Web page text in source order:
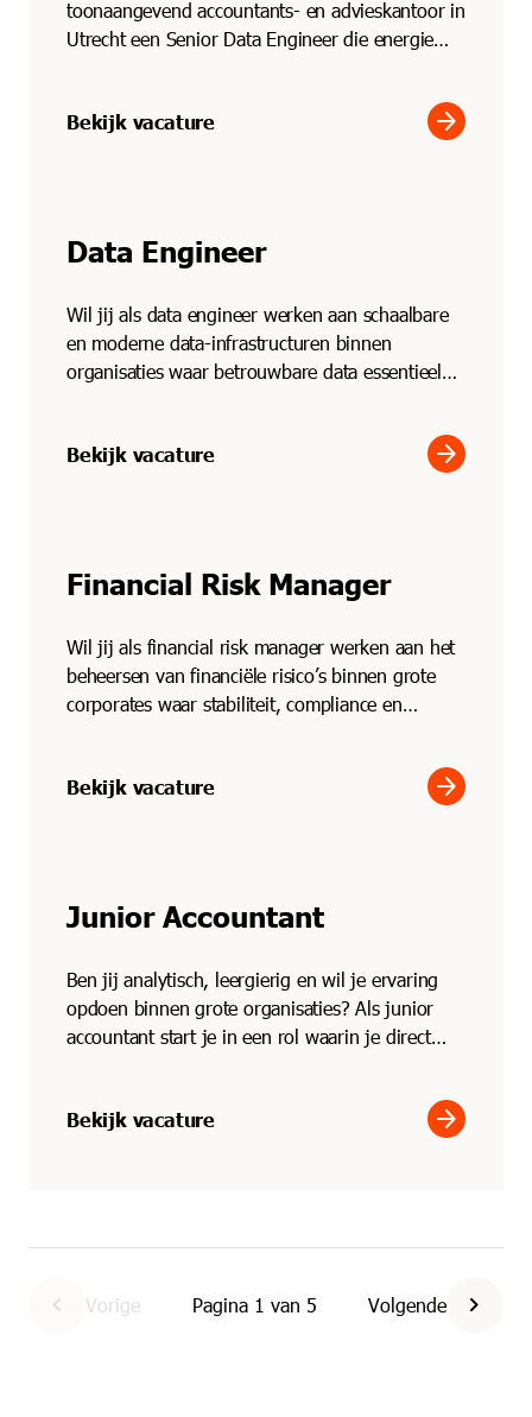
toonaangevend accountants- en advieskantoor in
Utrecht een Senior Data Engineer die energie
Bekijk vacature arrow_forward
Data Engineer
Wil jij als data engineer werken aan schaalbare
en moderne data-infrastructuren binnen
organisaties waar betrouwbare data essentieel
Bekijk vacature arrow_forward
Financial Risk Manager
Wil jij als financial risk manager werken aan het
beheersen van financiële risico’s binnen grote
corporates waar stabiliteit, compliance en
Bekijk vacature arrow_forward
Junior Accountant
Ben jij analytisch, leergierig en wil je ervaring
opdoen binnen grote organisaties? Als junior
accountant start je in een rol waarin je direct
Bekijk vacature arrow_forward
chevron_left Vorige Pagina 1 van 5 Volgende chevron_right